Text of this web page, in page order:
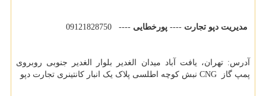
مدیریت دپو تجارت ---- پورخطایی ---- 09121828750
آدرس: تهران، یافت آباد میدان الغدیر بلوار الغدیر جنوبی روبروی
پمپ گاز CNG نبش کوچه اطلسی پلاک یک انبار کانتینری تجارت دپو